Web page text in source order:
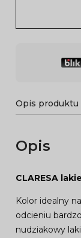
Opis produktu
Opis
CLARESA
Kolor idealny
odcieniu
nudziakowy